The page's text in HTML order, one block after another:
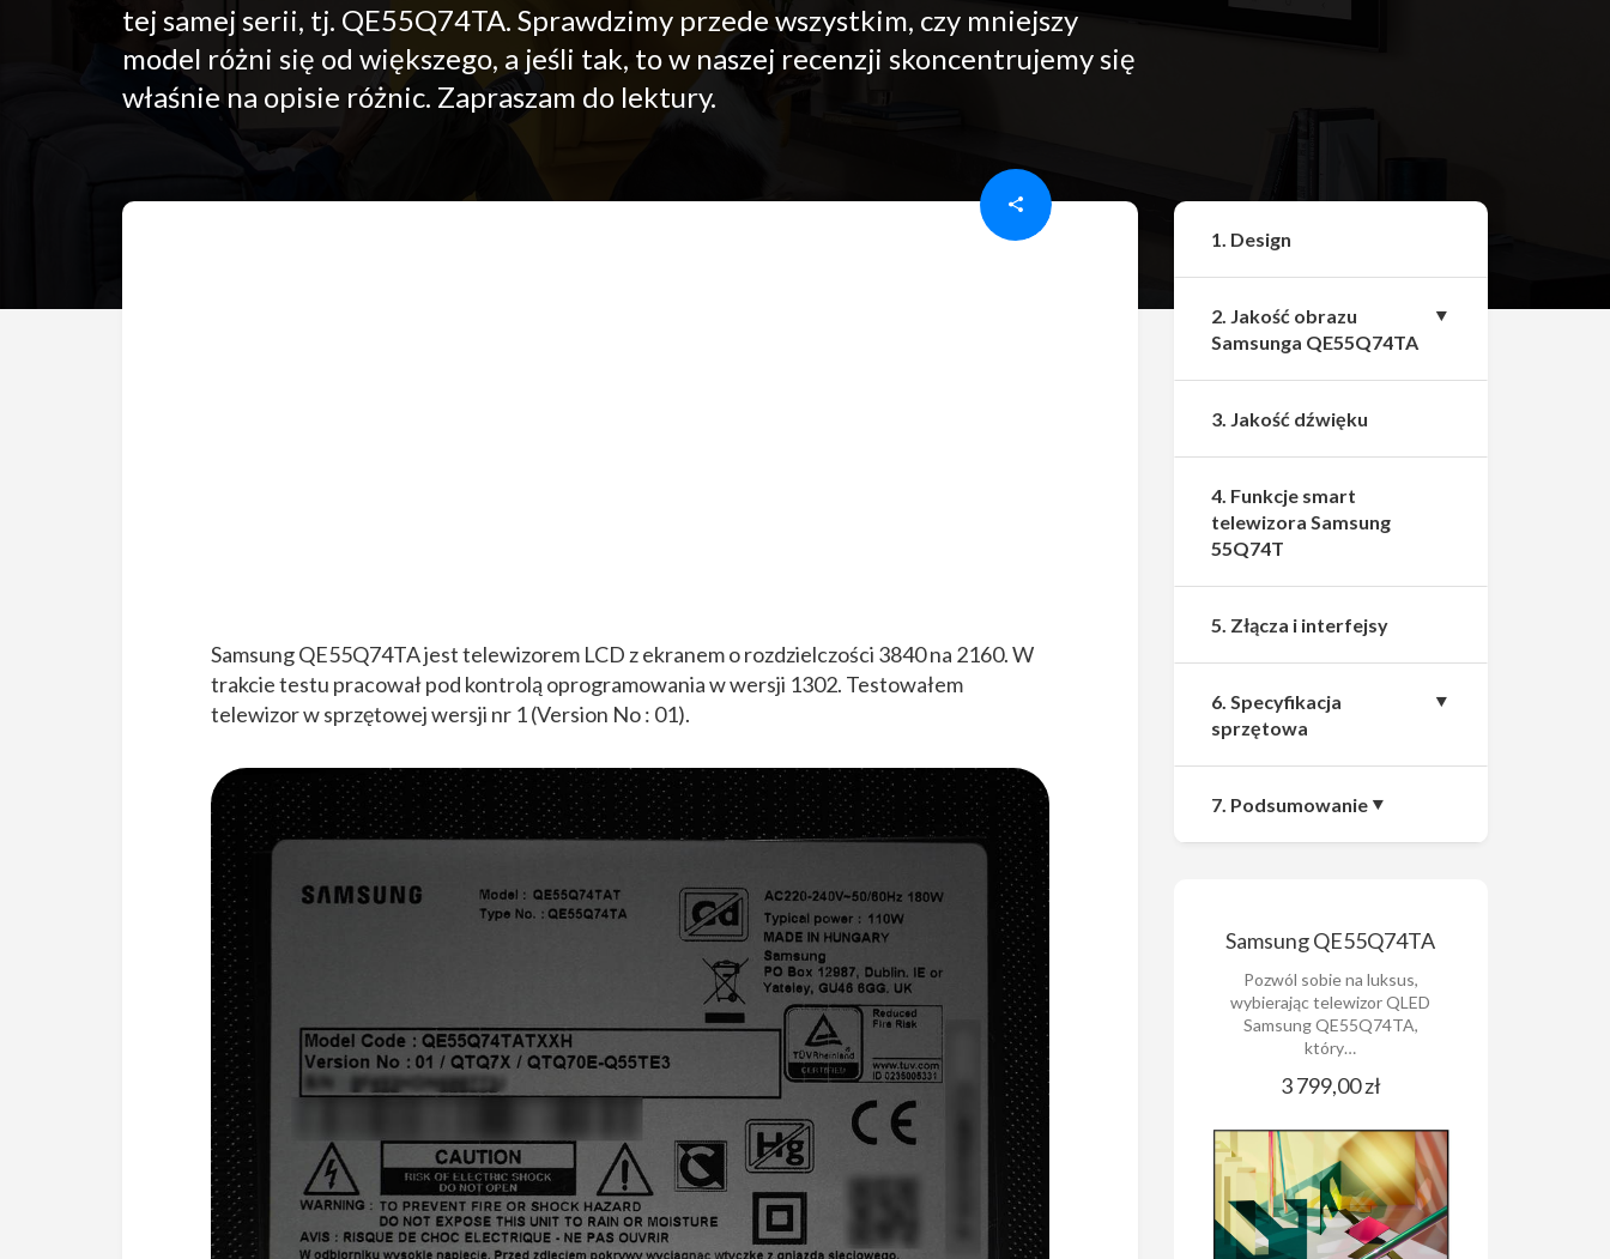
tej samej serii, tj. QE55Q74TA. Sprawdzimy przede wszystkim, czy mniejszy
model różni się od większego, a jeśli tak, to w naszej recenzji skoncentrujemy się
właśnie na opisie różnic. Zapraszam do lektury.
Samsung QE55Q74TA jest telewizorem LCD z ekranem o rozdzielczości 3840 na 2160. W
trakcie testu pracował pod kontrolą oprogramowania w wersji 1302. Testowałem
telewizor w sprzętowej wersji nr 1 (Version No : 01).
1. Design
2. Jakość obrazu
Samsunga QE55Q74TA
3. Jakość dźwięku
4. Funkcje smart
telewizora Samsung
55Q74T
5. Złącza i interfejsy
6. Specyfikacja
sprzętowa
7. Podsumowanie
Samsung QE55Q74TA
Pozwól sobie na luksus,
wybierając telewizor QLED
Samsung QE55Q74TA,
który…
3 799,00 zł